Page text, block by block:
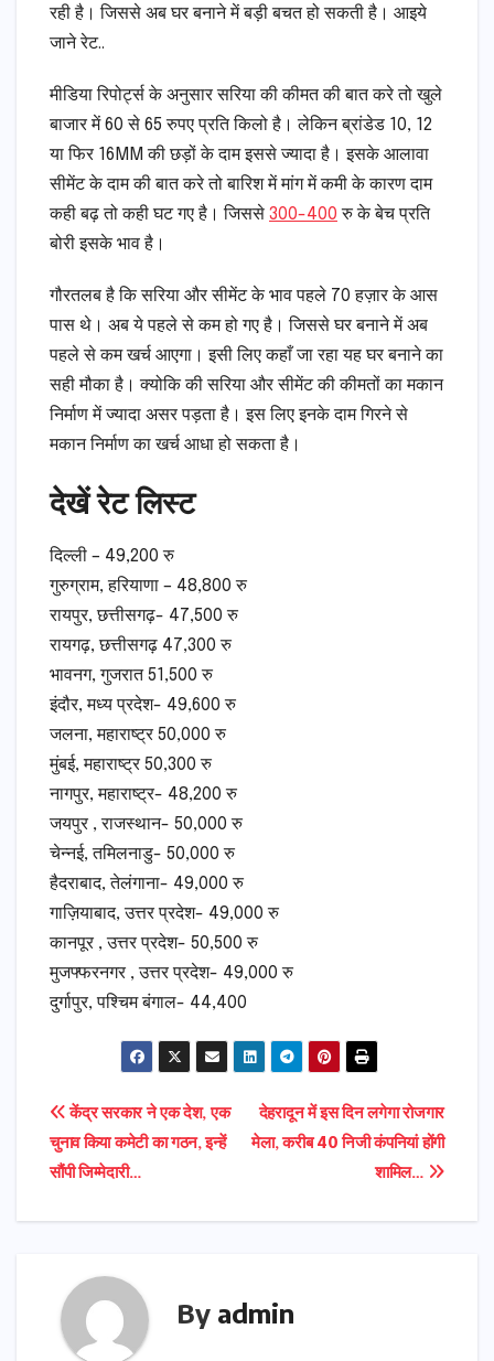
रही है। जिससे अब घर बनाने में बड़ी बचत हो सकती है। आइये
जाने रेट..
मीडिया रिपोर्ट्स के अनुसार सरिया की कीमत की बात करे तो खुले
बाजार में 60 से 65 रुपए प्रति किलो है। लेकिन ब्रांडेड 10, 12
या फिर 16MM की छड़ों के दाम इससे ज्यादा है। इसके आलावा
सीमेंट के दाम की बात करे तो बारिश में मांग में कमी के कारण दाम
कही बढ़ तो कही घट गए है। जिससे 300-400 रु के बेच प्रति
बोरी इसके भाव है।
गौरतलब है कि सरिया और सीमेंट के भाव पहले 70 हज़ार के आस
पास थे। अब ये पहले से कम हो गए है। जिससे घर बनाने में अब
पहले से कम खर्च आएगा। इसी लिए कहाँ जा रहा यह घर बनाने का
सही मौका है। क्योकि की सरिया और सीमेंट की कीमतों का मकान
निर्माण में ज्यादा असर पड़ता है। इस लिए इनके दाम गिरने से
मकान निर्माण का खर्च आधा हो सकता है।
देखें रेट लिस्ट
दिल्ली – 49,200 रु
गुरुग्राम, हरियाणा – 48,800 रु
रायपुर, छत्तीसगढ़- 47,500 रु
रायगढ़, छत्तीसगढ़ 47,300 रु
भावनग, गुजरात 51,500 रु
इंदौर, मध्य प्रदेश- 49,600 रु
जलना, महाराष्ट्र 50,000 रु
मुंबई, महाराष्ट्र 50,300 रु
नागपुर, महाराष्ट्र- 48,200 रु
जयपुर , राजस्थान- 50,000 रु
चेन्नई, तमिलनाडु- 50,000 रु
हैदराबाद, तेलंगाना- 49,000 रु
गाज़ियाबाद, उत्तर प्रदेश- 49,000 रु
कानपूर , उत्तर प्रदेश- 50,500 रु
मुजफ्फरनगर , उत्तर प्रदेश- 49,000 रु
दुर्गापुर, पश्चिम बंगाल- 44,400
Post
navigation
देहरादून में इस दिन लगेगा रोजगार
मेला, करीब 40 निजी कंपनियां होंगी
शामिल…
केंद्र सरकार ने एक देश, एक
चुनाव किया कमेटी का गठन, इन्हें
सौंपी जिम्मेदारी…
By admin